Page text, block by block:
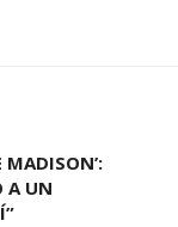
MADISON’:
A UN